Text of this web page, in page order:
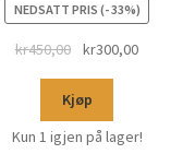
NEDSATT PRIS (- 33%)
kr450,00 kr300,00
Kjøp
Kun 1 igjen på lager!